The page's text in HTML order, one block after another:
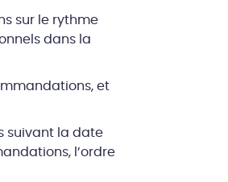
sur le rythme
dans la
et
suivant la date
l’ordre